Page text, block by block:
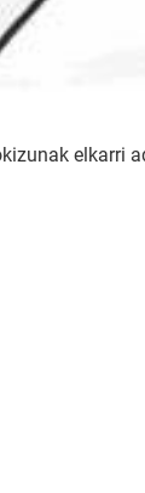
elkarri